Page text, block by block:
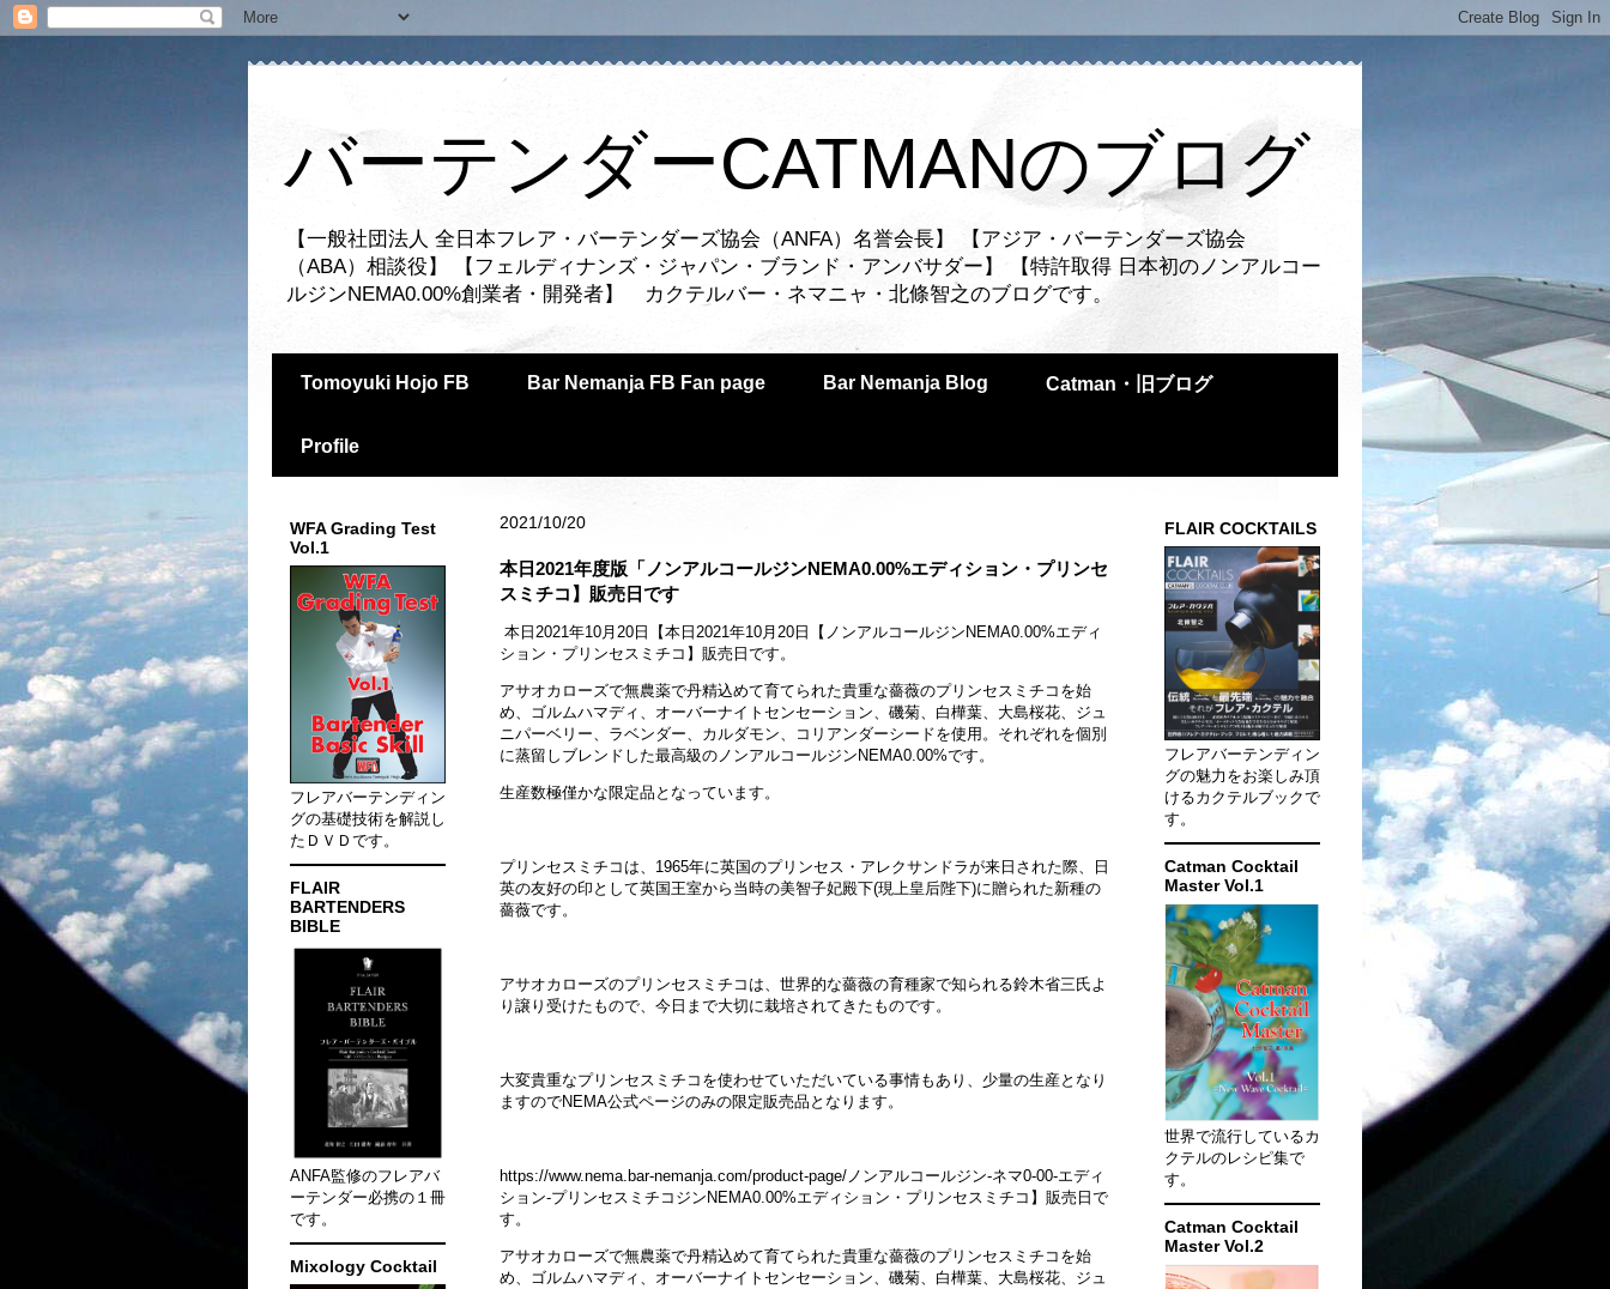
バーテンダーCATMANのブログ
【一般社団法人 全日本フレア・バーテンダーズ協会（ANFA）名誉会長】 【アジア・バーテンダーズ協会
（ABA）相談役】 【フェルディナンズ・ジャパン・ブランド・アンバサダー】 【特許取得 日本初のノンアルコー
ルジンNEMA0.00%創業者・開発者】 カクテルバー・ネマニャ・北條智之のブログです。
Tomoyuki Hojo FB Bar Nemanja FB Fan page Bar Nemanja Blog Catman・旧ブログ
Profile
2021/10/20
本日2021年度版「ノンアルコールジンNEMA0.00%エディション・プリンセ
スミチコ】販売日です
本日2021年10月20日【本日2021年10月20日【ノンアルコールジンNEMA0.00%エディ
ション・プリンセスミチコ】販売日です。
アサオカローズで無農薬で丹精込めて育てられた貴重な薔薇のプリンセスミチコを始
め、ゴルムハマディ、オーバーナイトセンセーション、磯菊、白樺葉、大島桜花、ジュ
ニパーベリー、ラベンダー、カルダモン、コリアンダーシードを使用。それぞれを個別
に蒸留しブレンドした最高級のノンアルコールジンNEMA0.00%です。
生産数極僅かな限定品となっています。
プリンセスミチコは、1965年に英国のプリンセス・アレクサンドラが来日された際、日
英の友好の印として英国王室から当時の美智子妃殿下(現上皇后陛下)に贈られた新種の
薔薇です。
アサオカローズのプリンセスミチコは、世界的な薔薇の育種家で知られる鈴木省三氏よ
り譲り受けたもので、今日まで大切に栽培されてきたものです。
大変貴重なプリンセスミチコを使わせていただいている事情もあり、少量の生産となり
ますのでNEMA公式ページのみの限定販売品となります。
https://www.nema.bar-nemanja.com/product-page/ノンアルコールジン-ネマ0-00-エディ
ション-プリンセスミチコジンNEMA0.00%エディション・プリンセスミチコ】販売日で
す。
アサオカローズで無農薬で丹精込めて育てられた貴重な薔薇のプリンセスミチコを始
め、ゴルムハマディ、オーバーナイトセンセーション、磯菊、白樺葉、大島桜花、ジュ
WFA Grading Test
Vol.1
フレアバーテンディン
グの基礎技術を解説し
たＤＶＤです。
FLAIR
BARTENDERS
BIBLE
ANFA監修のフレアバ
ーテンダー必携の１冊
です。
Mixology Cocktail
FLAIR COCKTAILS
フレアバーテンディン
グの魅力をお楽しみ頂
けるカクテルブックで
す。
Catman Cocktail
Master Vol.1
世界で流行しているカ
クテルのレシピ集で
す。
Catman Cocktail
Master Vol.2